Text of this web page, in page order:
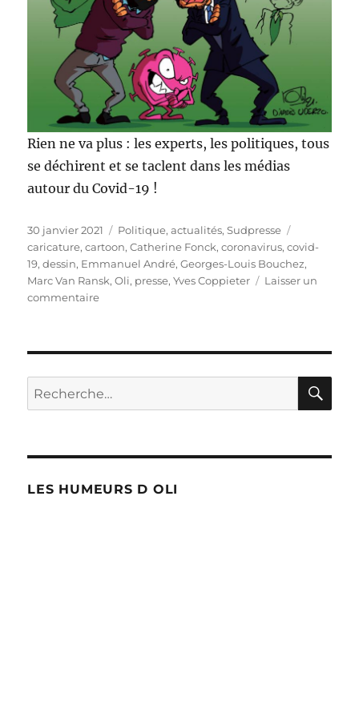
Rien ne va plus : les experts, les politiques, tous
se déchirent et se taclent dans les médias
autour du Covid-19 !
Publié
le
30 janvier 2021 Catégories
Politique, actualités,Sudpresse
caricature,cartoon,Catherine Fonck,coronavirus,covid-
19,dessin, Emmanuel André,Georges-Louis Bouchez,
Marc Van Ransk,Oli, presse,Yves Coppieter
Laisser un
commentairesur
19
Recherche
pour :
LES HUMEURS D OLI